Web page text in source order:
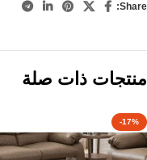
Share:
منتجات ذات صلة
-17%